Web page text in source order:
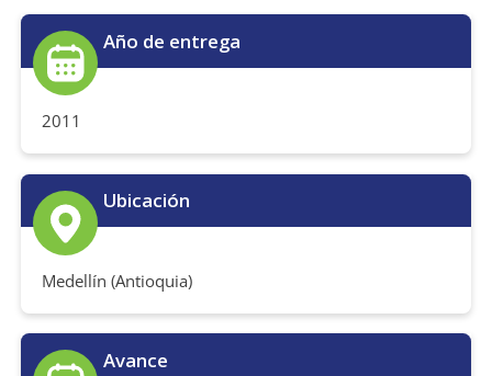
Año de entrega
2011
Ubicación
Medellín (Antioquia)
Avance